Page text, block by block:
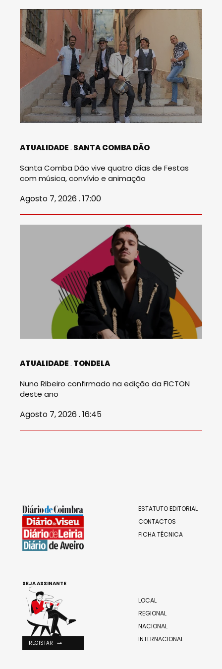
ATUALIDADE SANTA COMBA DÃO
Santa Comba Dão vive quatro dias de Festas
com música, convívio e animação
Agosto 7, 2026 . 17:00
ATUALIDADE TONDELA
Nuno Ribeiro confirmado na edição da FICTON
deste ano
Agosto 7, 2026 . 16:45
ESTATUTO EDITORIAL
CONTACTOS
FICHA TÉCNICA
LOCAL
REGIONAL
NACIONAL
INTERNACIONAL
SEJA ASSINANTE
REGISTAR